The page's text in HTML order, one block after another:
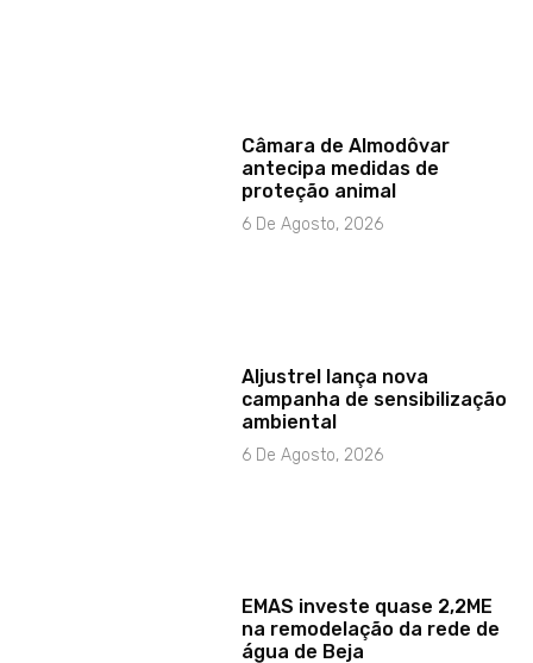
Câmara de Almodôvar
antecipa medidas de
proteção animal
6 De Agosto, 2026
Aljustrel lança nova
campanha de sensibilização
ambiental
6 De Agosto, 2026
EMAS investe quase 2,2ME
na remodelação da rede de
água de Beja